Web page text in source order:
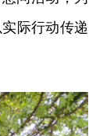
际行动传递